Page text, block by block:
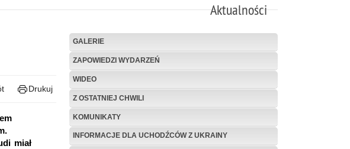
Aktualności
Drukuj
miał
GALERIE
ZAPOWIEDZI WYDARZEŃ
WIDEO
Z OSTATNIEJ CHWILI
KOMUNIKATY
INFORMACJE DLA UCHODŹCÓW Z UKRAINY